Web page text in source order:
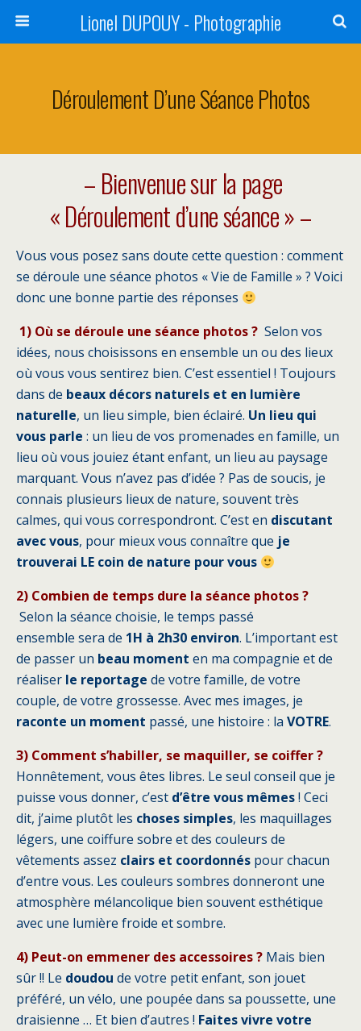
Lionel DUPOUY - Photographie
Déroulement D’une Séance Photos
– Bienvenue sur la page
« Déroulement d’une séance » –
Vous vous posez sans doute cette question : comment
se déroule une séance photos « Vie de Famille » ? Voici
donc une bonne partie des réponses
1) Où se déroule une séance photos ? Selon vos
idées, nous choisissons en ensemble un ou des lieux
où vous vous sentirez bien. C’est essentiel ! Toujours
dans de beaux décors naturels et en lumière
naturelle, un lieu simple, bien éclairé. Un lieu qui
vous parle : un lieu de vos promenades en famille, un
lieu où vous jouiez étant enfant, un lieu au paysage
marquant. Vous n’avez pas d’idée ? Pas de soucis, je
connais plusieurs lieux de nature, souvent très
calmes, qui vous correspondront. C’est en discutant
avec vous, pour mieux vous connaître que je
trouverai LE coin de nature pour vous
2) Combien de temps dure la séance photos ?
Selon la séance choisie, le temps passé
ensemble sera de 1H à 2h30 environ. L’important est
de passer un beau moment en ma compagnie et de
réaliser le reportage de votre famille, de votre
couple, de votre grossesse. Avec mes images, je
raconte un moment passé, une histoire : la VOTRE.
3) Comment s’habiller, se maquiller, se coiffer ?
Honnêtement, vous êtes libres. Le seul conseil que je
puisse vous donner, c’est d’être vous mêmes! Ceci
dit, j’aime plutôt les choses simples, les maquillages
légers, une coiffure sobre et des couleurs de
vêtements assez clairs et coordonnés pour chacun
d’entre vous. Les couleurs sombres donneront une
atmosphère mélancolique bien souvent esthétique
avec une lumière froide et sombre.
4) Peut-on emmener des accessoires ? Mais bien
sûr !! Le doudou de votre petit enfant, son jouet
préféré, un vélo, une poupée dans sa poussette, une
draisienne … Et bien d’autres ! Faites vivre votre